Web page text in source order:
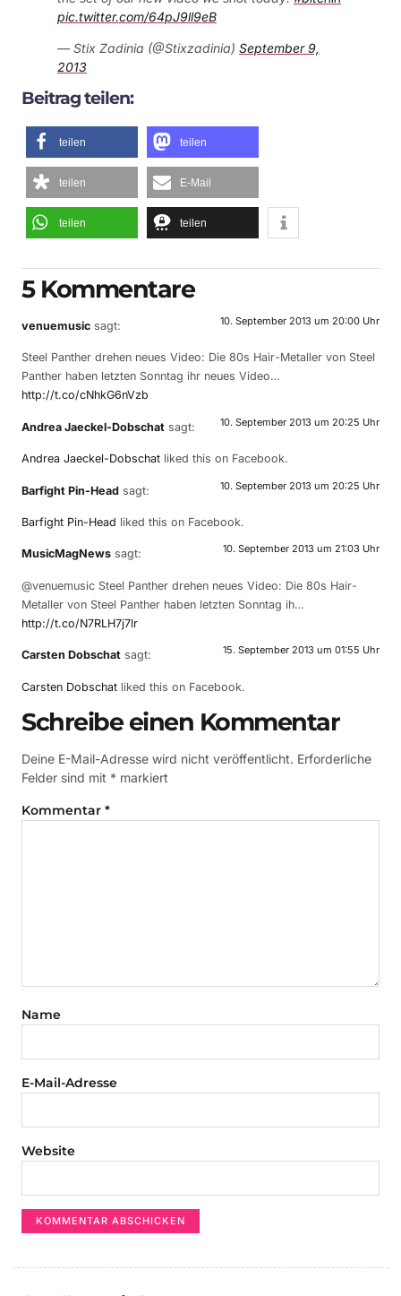
pic.twitter.com/64pJ9ll9eB
— Stix Zadinia (@Stixzadinia) September 9,
2013
Beitrag teilen:
teilen teilen
teilen E-Mail
teilen teilen
5 Kommentare
venuemusic sagt: 10. September 2013 um 20:00 Uhr
Steel Panther drehen neues Video: Die 80s Hair-Metaller von Steel
Panther haben letzten Sonntag ihr neues Video…
http://t.co/cNhkG6nVzb
Andrea Jaeckel-Dobschat sagt: 10. September 2013 um 20:25 Uhr
Andrea Jaeckel-Dobschat liked this on Facebook.
Barfight Pin-Head sagt: 10. September 2013 um 20:25 Uhr
Barfight Pin-Head liked this on Facebook.
MusicMagNews sagt: 10. September 2013 um 21:03 Uhr
@venuemusic Steel Panther drehen neues Video: Die 80s Hair-
Metaller von Steel Panther haben letzten Sonntag ih…
http://t.co/N7RLH7j7lr
Carsten Dobschat sagt: 15. September 2013 um 01:55 Uhr
Carsten Dobschat liked this on Facebook.
Schreibe einen Kommentar
Deine E-Mail-Adresse wird nicht veröffentlicht. Erforderliche
Felder sind mit * markiert
Kommentar *
Name
E-Mail-Adresse
Website